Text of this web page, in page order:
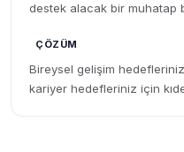
destek alacak bir muhatap
ÇÖZÜM
Bireysel gelişim
kariyer hedefleriniz için